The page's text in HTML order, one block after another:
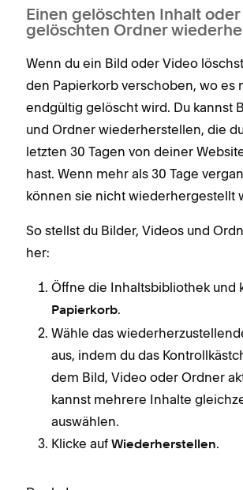
Einen gelöschten Inhalt oder
gelöschten Ordner
Wenn du ein Bild oder Video
den Papierkorb verschoben, wo es
endgültig gelöscht wird. Du kannst
und Ordner wiederherstellen, die
letzten 30 Tagen von deiner
hast. Wenn mehr als 30 Tage
können sie nicht wiederhergestellt
So stellst du Bilder, Videos und
her:
Öffne die Inhaltsbibliothek und
Papierkorb.
Wähle das
aus, indem du das
dem Bild, Video oder Ordner
kannst mehrere Inhalte
auswählen.
Klicke auf Wiederherstellen.